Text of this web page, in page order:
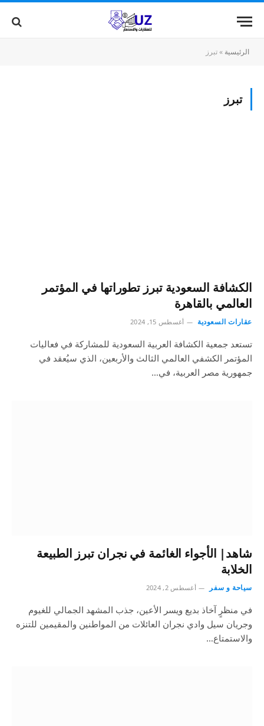
الرئيسية »تبرز
تبرز
الكشافة السعودية تبرز تطوراتها في المؤتمر
العالمي بالقاهرة
عقارات السعودية أغسطس 15, 2024
تستعد جمعية الكشافة العربية السعودية للمشاركة في فعاليات
المؤتمر الكشفي العالمي الثالث والأربعين، الذي سيُعقد في
جمهورية مصر العربية، في…
شاهد| الأجواء الغائمة في نجران تبرز الطبيعة
الخلابة
سياحة و سفر أغسطس 2, 2024
في منظرٍ آخاذ بديع ويسر الأعين، جذب المشهد الجمالي للغيوم
وجريان سيل وادي نجران العائلات من المواطنين والمقيمين للتنزه
والاستمتاع…